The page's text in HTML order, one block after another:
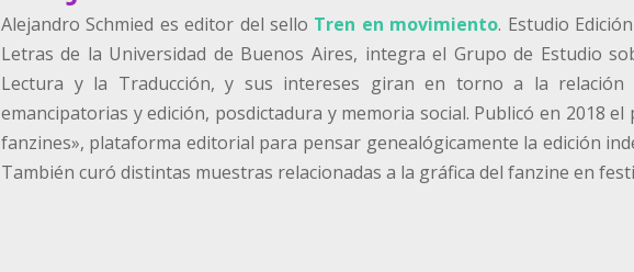
Alejandro Schmied es editor del sello Tren en movimiento. Estudio
Letras de la Universidad de Buenos Aires, integra el Grupo de Estudio
Lectura y la Traducción, y sus intereses giran en torno a la relación
emancipatorias y edición, posdictadura y memoria social. Publicó en 2018
fanzines», plataforma editorial para pensar genealógicamente la edición
También curó distintas muestras relacionadas a la gráfica del fanzine en